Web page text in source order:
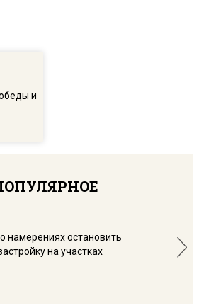
и
намерениях остановить
на участках